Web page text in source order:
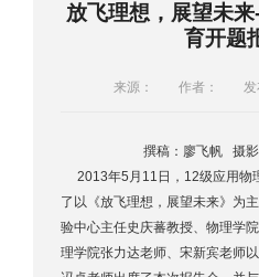
放飞理想，展望未
育开题
来源： 作者：
撰稿：廖飞帆 摄
2013年5月11日，12级应用物
了以《放飞理想，展望未来》为
验中心主任史庆蕃教授、物理学
理学院张力达老师、宋新宾老师